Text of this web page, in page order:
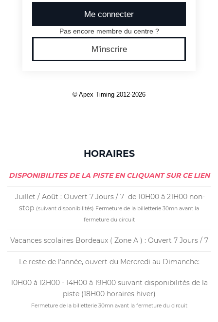
HORAIRES
DISPONIBILITES DE LA PISTE EN CLIQUANT SUR CE LIEN
Juillet / Août : Ouvert 7 Jours / 7 de 10H00 à 21H00 non-
stop (suivant disponibilités) Fermeture de la billetterie 30mn avant la
fermeture du circuit
Vacances scolaires Bordeaux ( Zone A ) : Ouvert 7 Jours / 7
Le reste de l'année, ouvert du Mercredi au Dimanche:
10H00 à 12H00 - 14H00 à 19H00 suivant disponibilités de la
piste (18H00 horaires hiver)
Fermeture de la billetterie 30mn avant la fermeture du circuit